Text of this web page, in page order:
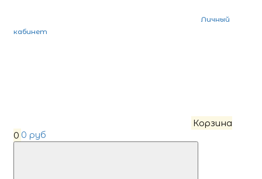
Личный
кабинет
Корзина
0 0 руб